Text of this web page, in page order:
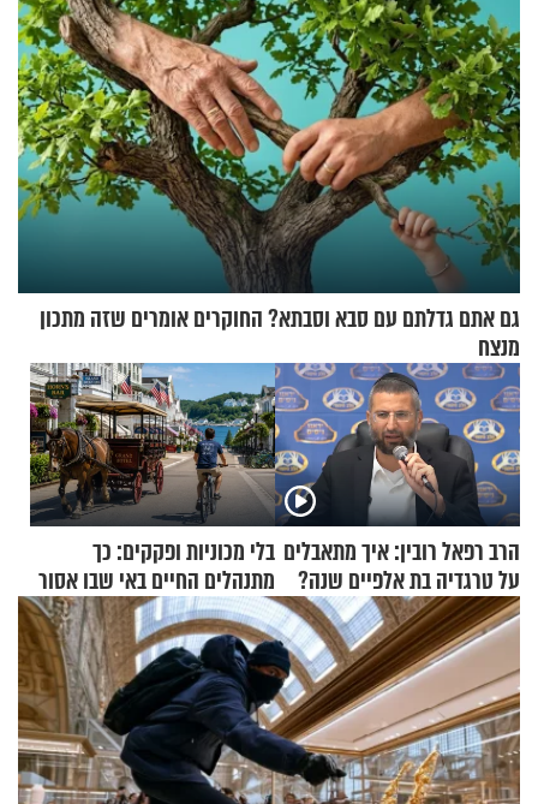
גם אתם גדלתם עם סבא וסבתא? החוקרים אומרים שזה מתכון
מנצח
הרב רפאל רובין: איך מתאבלים
על טרגדיה בת אלפיים שנה?
בלי מכוניות ופקקים: כך
מתנהלים החיים באי שבו אסור
לנהוג כבר יותר מ-120 שנה